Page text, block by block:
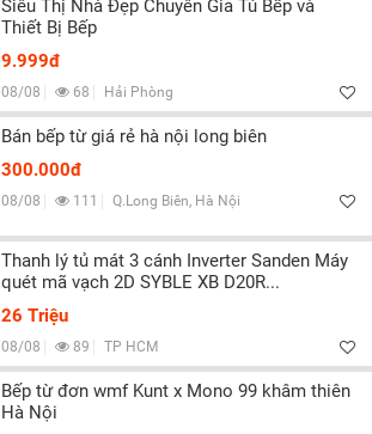
Siêu Thị Nhà Đẹp Chuyên Gia Tủ Bếp và
Thiết Bị Bếp
9.999đ
08/08 68 Hải Phòng
Bán bếp từ giá rẻ hà nội long biên
300.000đ
08/08 111 Q.Long Biên, Hà Nội
Thanh lý tủ mát 3 cánh Inverter Sanden Máy
quét mã vạch 2D SYBLE XB D20R...
26 Triệu
08/08 89 TP HCM
Bếp từ đơn wmf Kunt x Mono 99 khâm thiên
Hà Nội